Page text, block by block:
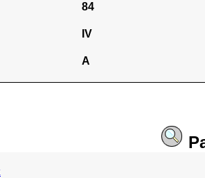
84
IV
A